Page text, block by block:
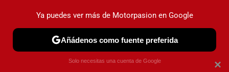
PRUEBAS COCHES ELÉCTRICOS OBSERVATORIO
×
Ya puedes ver más de Motorpasion en Google
Añádenos como fuente preferida
Solo necesitas una cuenta de Google